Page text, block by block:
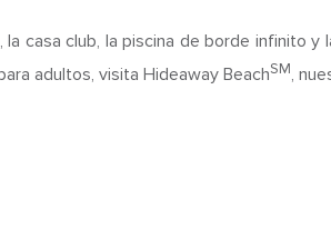
casa club, la piscina de borde infinito y
adultos, visita Hideaway BeachSM,